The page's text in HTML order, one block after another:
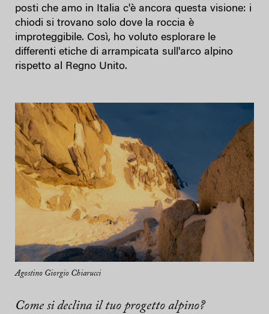
posti che amo in Italia c'è ancora questa visione: i
chiodi si trovano solo dove la roccia è
improteggibile. Così, ho voluto esplorare le
differenti etiche di arrampicata sull'arco alpino
rispetto al Regno Unito.
Agostino Giorgio Chiarucci
Come si declina il tuo progetto alpino?